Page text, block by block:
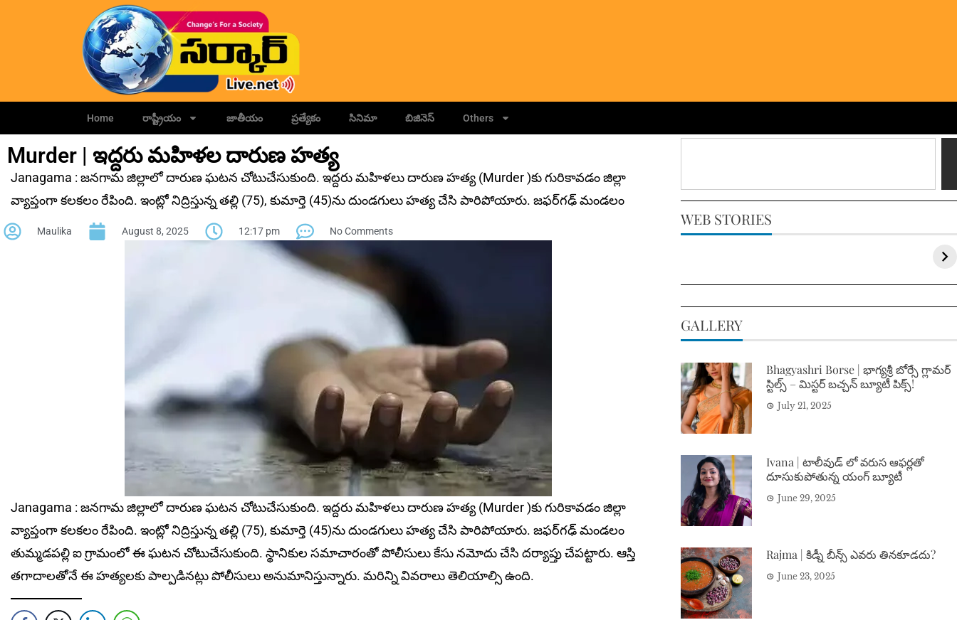
Home రాష్ట్రీయం జాతీయం ప్రత్యేకం సినిమా బిజినెస్ Others
Murder | ఇద్దరు మహిళల దారుణ హత్య
Janagama : జనగామ జిల్లాలో దారుణ ఘటన చోటుచేసుకుంది. ఇద్దరు మహిళలు దారుణ హత్య (Murder )కు గురికావడం జిల్లా
వ్యాప్తంగా కలకలం రేపింది. ఇంట్లో నిద్రిస్తున్న తల్లి (75), కుమార్తె (45)ను దుండగులు హత్య చేసి పారిపోయారు. జఫర్‌గఢ్‌ మండలం
Maulika August 8, 2025 12:17 pm No Comments
Janagama : జనగామ జిల్లాలో దారుణ ఘటన చోటుచేసుకుంది. ఇద్దరు మహిళలు దారుణ హత్య (Murder )కు గురికావడం జిల్లా
వ్యాప్తంగా కలకలం రేపింది. ఇంట్లో నిద్రిస్తున్న తల్లి (75), కుమార్తె (45)ను దుండగులు హత్య చేసి పారిపోయారు. జఫర్‌గఢ్‌ మండలం
తుమ్మడపల్లి ఐ గ్రామంలో ఈ ఘటన చోటుచేసుకుంది. స్థానికుల సమాచారంతో పోలీసులు కేసు నమోదు చేసి దర్యాప్తు చేపట్టారు. ఆస్తి
తగాదాలతోనే ఈ హత్యలకు పాల్పడినట్లు పోలీసులు అనుమానిస్తున్నారు. మరిన్ని వివరాలు తెలియాల్సి ఉంది.
WEB STORIES
GALLERY
Bhagyashri Borse | భాగ్యశ్రీ బోర్సే గ్లామర్
స్టిల్స్ – మిస్టర్ బచ్చన్ బ్యూటీ పిక్స్!
July 21, 2025
Ivana | టాలీవుడ్ లో వరుస ఆఫర్లతో
దూసుకుపోతున్న యంగ్ బ్యూటీ
June 29, 2025
Rajma | కిడ్నీ బీన్స్ ఎవరు తినకూడదు?
June 23, 2025